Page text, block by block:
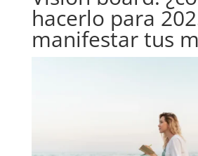
hacerlo para
manifestar tus